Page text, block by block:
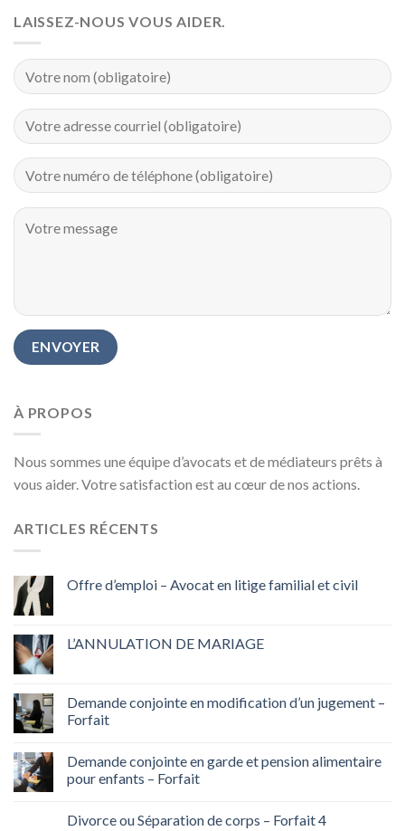
LAISSEZ-NOUS VOUS AIDER.
À PROPOS
Nous sommes une équipe d’avocats et de médiateurs prêts à
vous aider. Votre satisfaction est au cœur de nos actions.
ARTICLES RÉCENTS
Offre d’emploi – Avocat en litige familial et civil
L’ANNULATION DE MARIAGE
Demande conjointe en modification d’un jugement –
Forfait
Demande conjointe en garde et pension alimentaire
pour enfants – Forfait
Divorce ou Séparation de corps – Forfait 4